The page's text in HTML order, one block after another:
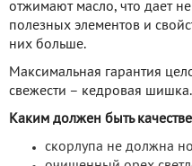
отжимают масло, что дает
полезных элементов и
них больше.
Максимальная гарантия
свежести – кедровая шишка.
Каким должен быть
скорлупа не должна